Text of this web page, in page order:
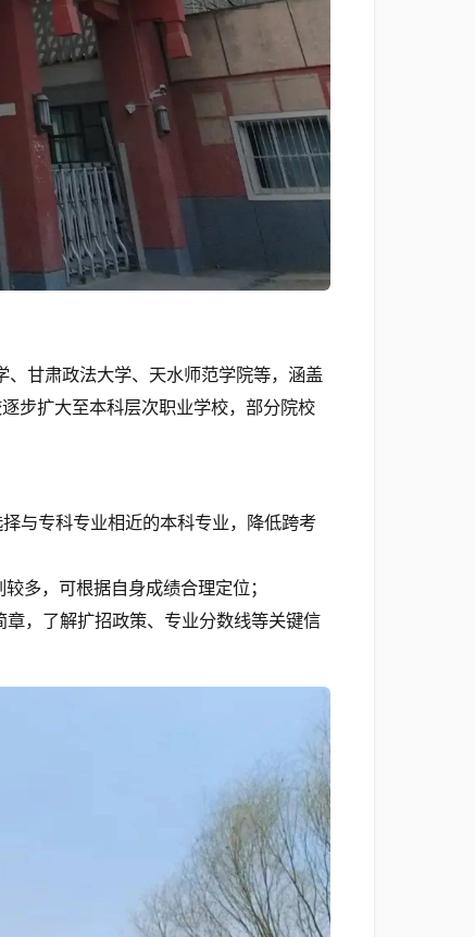
甘肃政法大学、天水师范学院等，涵盖
步扩大至本科层次职业学校，部分院校
与专科专业相近的本科专业，降低跨考
多，可根据自身成绩合理定位；
章，了解扩招政策、专业分数线等关键信